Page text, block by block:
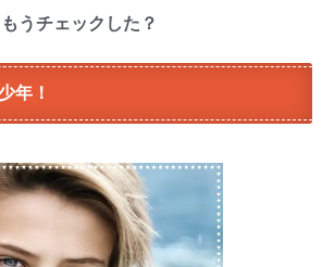
うチェックした？
年！